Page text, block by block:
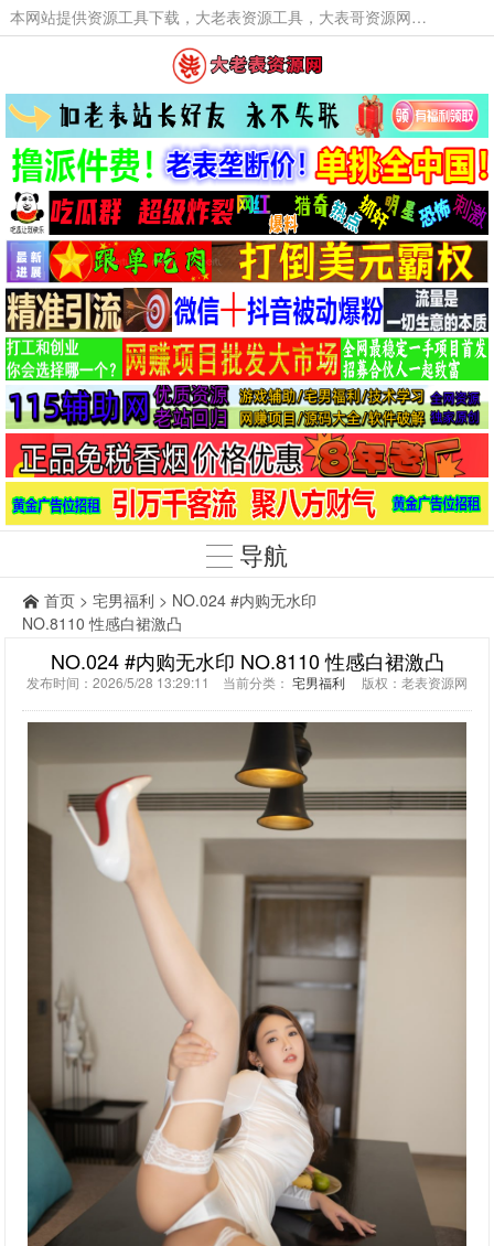
本网站提供资源工具下载，大老表资源工具，大表哥资源网软件工具，大老表资源下载，活动线报福利资源分享,活动线报，大型网游经典游戏，网络热门技术游戏辅助交流与分享。
导航
首页 > 宅男福利 > NO.024 #内购无水印
NO.8110 性感白裙激凸
NO.024 #内购无水印 NO.8110 性感白裙激凸
发布时间：2026/5/28 13:29:11 当前分类： 宅男福利 版权：老表资源网